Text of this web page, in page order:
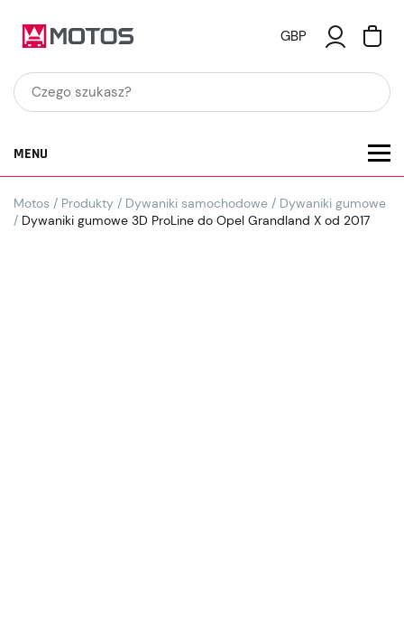
GBP
MENU
Motos / Produkty / Dywaniki samochodowe / Dywaniki gumowe
/ Dywaniki gumowe 3D ProLine do Opel Grandland X od 2017